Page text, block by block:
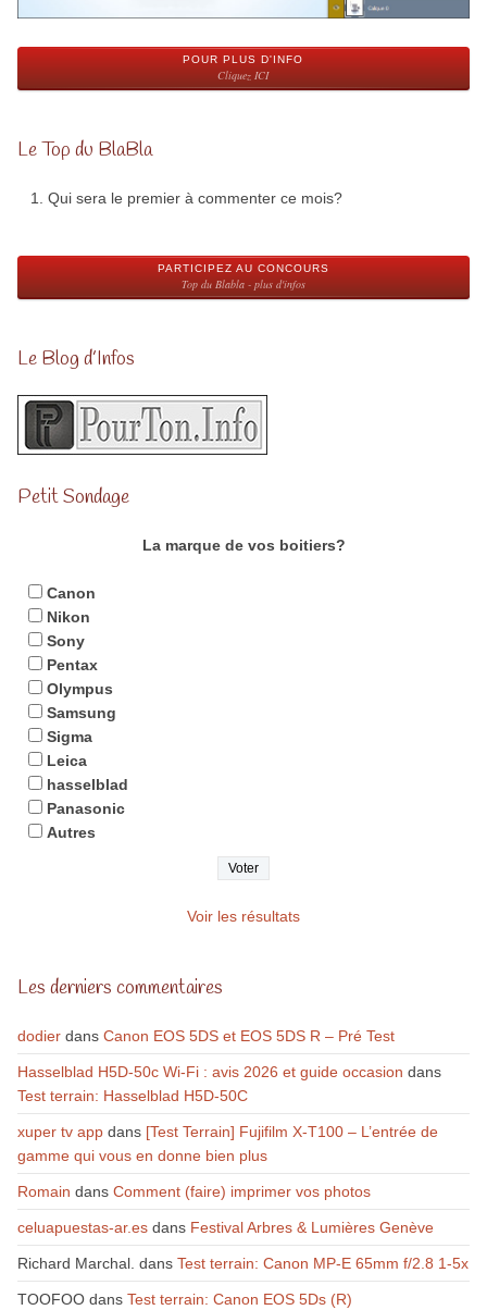
POUR PLUS D'INFO
Cliquez ICI
Le Top du BlaBla
Qui sera le premier à commenter ce mois?
PARTICIPEZ AU CONCOURS
Top du Blabla - plus d'infos
Le Blog d’Infos
Petit Sondage
La marque de vos boitiers?
Canon
Nikon
Sony
Pentax
Olympus
Samsung
Sigma
Leica
hasselblad
Panasonic
Autres
Voir les résultats
Les derniers commentaires
dodierdans Canon EOS 5DS et EOS 5DS R – Pré Test
Hasselblad H5D-50c Wi-Fi : avis 2026 et guide occasion dans
Test terrain: Hasselblad H5D-50C
xuper tv appdans [Test Terrain] Fujifilm X-T100 – L’entrée de
gamme qui vous en donne bien plus
Romain dans Comment (faire) imprimer vos photos
celuapuestas-ar.esdans Festival Arbres & Lumières Genève
Richard Marchal. dans Test terrain: Canon MP-E 65mm f/2.8 1-5x
TOOFOOdans Test terrain: Canon EOS 5Ds (R)